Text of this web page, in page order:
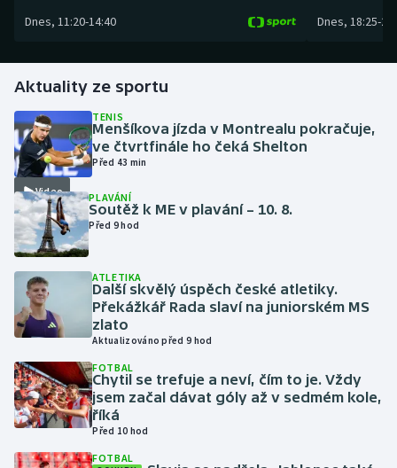
Florbal
Golf
Gymnastika
Házená
Jezdectví
Judo
Krasobruslení
Lezení
Lyže a snowboard
Moderní pětiboj
Dnes, 11:20-14:40 Dnes, 18:25-
Aktuality ze sportu
Video
TENIS
Menšíkova jízda v Montrealu pokračuje,
ve čtvrtfinále ho čeká Shelton
Před 43 min
PLAVÁNÍ
Soutěž k ME v plavání – 10. 8.
Před 9 hod
ATLETIKA
Další skvělý úspěch české atletiky.
Překážkář Rada slaví na juniorském MS
zlato
Aktualizováno před 9 hod
FOTBAL
Chytil se trefuje a neví, čím to je. Vždy
jsem začal dávat góly až v sedmém kole,
říká
Před 10 hod
FOTBAL